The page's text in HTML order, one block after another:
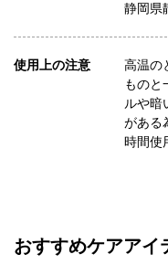
静岡県
使用上の注意
高温の
ものと
ルや暗
がある
時間使
おすすめケアアイ